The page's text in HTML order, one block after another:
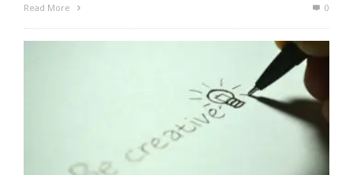
Read More 0